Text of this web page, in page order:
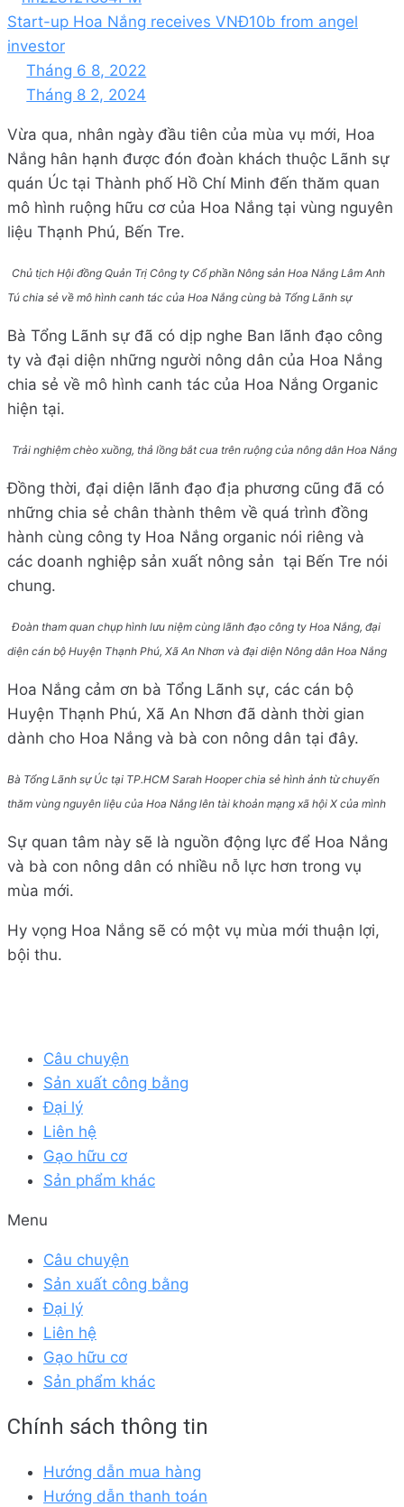
Start-up Hoa Nắng receives VNĐ10b from angel
investor
Tháng 6 8, 2022
Tháng 8 2, 2024
Vừa qua, nhân ngày đầu tiên của mùa vụ mới, Hoa
Nắng hân hạnh được đón đoàn khách thuộc Lãnh sự
quán Úc tại Thành phố Hồ Chí Minh đến thăm quan
mô hình ruộng hữu cơ của Hoa Nắng tại vùng nguyên
liệu Thạnh Phú, Bến Tre.
Chủ tịch Hội đồng Quản Trị Công ty Cổ phần Nông sản Hoa Nắng Lâm Anh
Tú chia sẻ về mô hình canh tác của Hoa Nắng cùng bà Tổng Lãnh sự
Bà Tổng Lãnh sự đã có dịp nghe Ban lãnh đạo công
ty và đại diện những người nông dân của Hoa Nắng
chia sẻ về mô hình canh tác của Hoa Nắng Organic
hiện tại.
Trải nghiệm chèo xuồng, thả lồng bắt cua trên ruộng của nông dân Hoa Nắng
Đồng thời, đại diện lãnh đạo địa phương cũng đã có
những chia sẻ chân thành thêm về quá trình đồng
hành cùng công ty Hoa Nắng organic nói riêng và
các doanh nghiệp sản xuất nông sản tại Bến Tre nói
chung.
Đoàn tham quan chụp hình lưu niệm cùng lãnh đạo công ty Hoa Nắng, đại
diện cán bộ Huyện Thạnh Phú, Xã An Nhơn và đại diện Nông dân Hoa Nắng
Hoa Nắng cảm ơn bà Tổng Lãnh sự, các cán bộ
Huyện Thạnh Phú, Xã An Nhơn đã dành thời gian
dành cho Hoa Nắng và bà con nông dân tại đây.
Bà Tổng Lãnh sự Úc tại TP.HCM Sarah Hooper chia sẻ hình ảnh từ chuyến
thăm vùng nguyên liệu của Hoa Nắng lên tài khoản mạng xã hội X của mình
Sự quan tâm này sẽ là nguồn động lực để Hoa Nắng
và bà con nông dân có nhiều nỗ lực hơn trong vụ
mùa mới.
Hy vọng Hoa Nắng sẽ có một vụ mùa mới thuận lợi,
bội thu.
Câu chuyện
Sản xuất công bằng
Đại lý
Liên hệ
Gạo hữu cơ
Sản phẩm khác
Menu
Câu chuyện
Sản xuất công bằng
Đại lý
Liên hệ
Gạo hữu cơ
Sản phẩm khác
Chính sách thông tin
Hướng dẫn mua hàng
Hướng dẫn thanh toán